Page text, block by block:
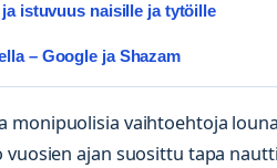
istuvuus naisille ja tytöille
– Google ja Shazam
monipuolisia vaihtoehtoja
ajan suosittu tapa